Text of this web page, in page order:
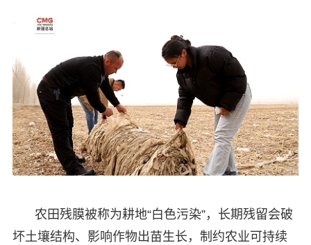
农田残膜被称为耕地“白色污染”，长期残留会破
坏土壤结构、影响作物出苗生长，制约农业可持续